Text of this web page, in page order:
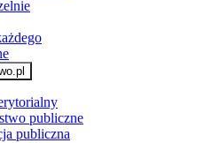
i logowanie do serwisu
publiczne
publiczna